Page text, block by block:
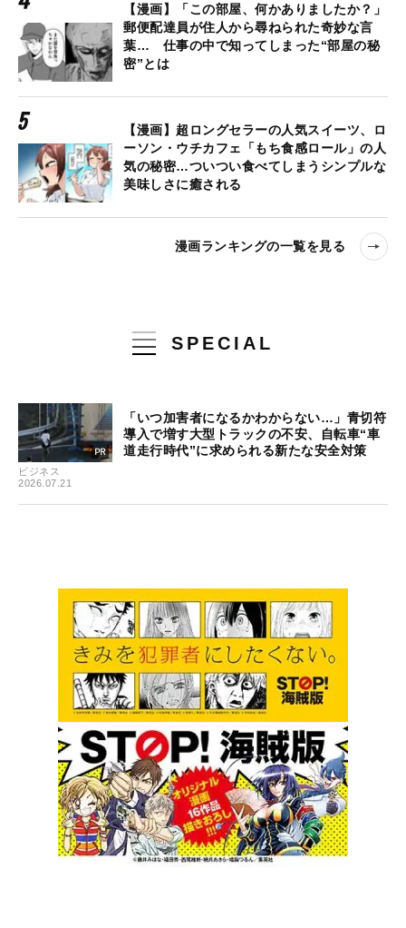
【漫画】「この部屋、何かありましたか？」
郵便配達員が住人から尋ねられた奇妙な言
葉… 仕事の中で知ってしまった“部屋の秘
密”とは
【漫画】超ロングセラーの人気スイーツ、ロ
ーソン・ウチカフェ「もち食感ロール」の人
気の秘密…ついつい食べてしまうシンプルな
美味しさに癒される
漫画ランキングの一覧を見る
SPECIAL
ビジネス
2026.07.21
「いつ加害者になるかわからない…」青切符
導入で増す大型トラックの不安、自転車“車
道走行時代”に求められる新たな安全対策